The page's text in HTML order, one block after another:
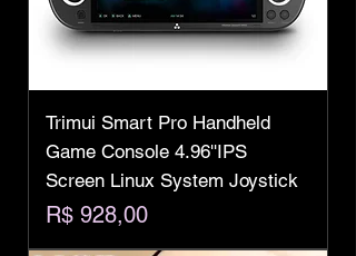
Trimui Smart Pro Handheld
Game Console 4.96''IPS
Screen Linux System Joystick
Preço
R$ 928,00